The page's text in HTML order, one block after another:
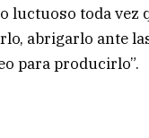
luctuoso toda vez
abrigarlo ante
para producirlo”.